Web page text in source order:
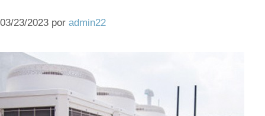
03/23/2023 por admin22